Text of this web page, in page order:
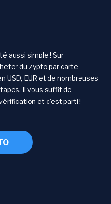
aussi simple ! Sur
du Zypto par carte
USD, EUR et de nombreuses
Il vous suffit de
et c'est parti !